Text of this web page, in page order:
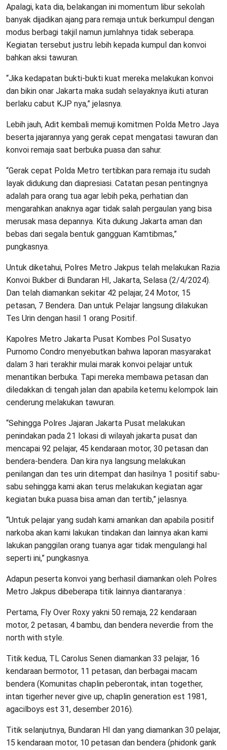
Apalagi, kata dia, belakangan ini momentum libur sekolah
banyak dijadikan ajang para remaja untuk berkumpul dengan
modus berbagi takjil namun jumlahnya tidak seberapa.
Kegiatan tersebut justru lebih kepada kumpul dan konvoi
bahkan aksi tawuran.
“Jika kedapatan bukti-bukti kuat mereka melakukan konvoi
dan bikin onar Jakarta maka sudah selayaknya ikuti aturan
berlaku cabut KJP nya,” jelasnya.
Lebih jauh, Adit kembali memuji komitmen Polda Metro Jaya
beserta jajarannya yang gerak cepat mengatasi tawuran dan
konvoi remaja saat berbuka puasa dan sahur.
“Gerak cepat Polda Metro tertibkan para remaja itu sudah
layak didukung dan diapresiasi. Catatan pesan pentingnya
adalah para orang tua agar lebih peka, perhatian dan
mengarahkan anaknya agar tidak salah pergaulan yang bisa
merusak masa depannya. Kita dukung Jakarta aman dan
bebas dari segala bentuk gangguan Kamtibmas,”
pungkasnya.
Untuk diketahui, Polres Metro Jakpus telah melakukan Razia
Konvoi Bukber di Bundaran HI, Jakarta, Selasa (2/4/2024).
Dan telah diamankan sekitar 42 pelajar, 24 Motor, 15
petasan, 7 Bendera. Dan untuk Pelajar langsung dilakukan
Tes Urin dengan hasil 1 orang Positif.
Kapolres Metro Jakarta Pusat Kombes Pol Susatyo
Purnomo Condro menyebutkan bahwa laporan masyarakat
dalam 3 hari terakhir mulai marak konvoi pelajar untuk
menantikan berbuka. Tapi mereka membawa petasan dan
diledakkan di tengah jalan dan apabila ketemu kelompok lain
cenderung melakukan tawuran.
“Sehingga Polres Jajaran Jakarta Pusat melakukan
penindakan pada 21 lokasi di wilayah jakarta pusat dan
mencapai 92 pelajar, 45 kendaraan motor, 30 petasan dan
bendera-bendera. Dan kira nya langsung melakukan
penilangan dan tes urin ditempat dan hasilnya 1 positif sabu-
sabu sehingga kami akan terus melakukan kegiatan agar
kegiatan buka puasa bisa aman dan tertib,” jelasnya.
“Untuk pelajar yang sudah kami amankan dan apabila positif
narkoba akan kami lakukan tindakan dan lainnya akan kami
lakukan panggilan orang tuanya agar tidak mengulangi hal
seperti ini,” pungkasnya.
Adapun peserta konvoi yang berhasil diamankan oleh Polres
Metro Jakpus dibeberapa titik lainnya diantaranya :
Pertama, Fly Over Roxy yakni 50 remaja, 22 kendaraan
motor, 2 petasan, 4 bambu, dan bendera neverdie from the
north with style.
Titik kedua, TL Carolus Senen diamankan 33 pelajar, 16
kendaraan bermotor, 11 petasan, dan berbagai macam
bendera (Komunitas chaplin peberontak, intan together,
intan tigerher never give up, chaplin generation est 1981,
agacilboys est 31, desember 2016).
Titik selanjutnya, Bundaran HI dan yang diamankan 30 pelajar,
15 kendaraan motor, 10 petasan dan bendera (phidonk gank